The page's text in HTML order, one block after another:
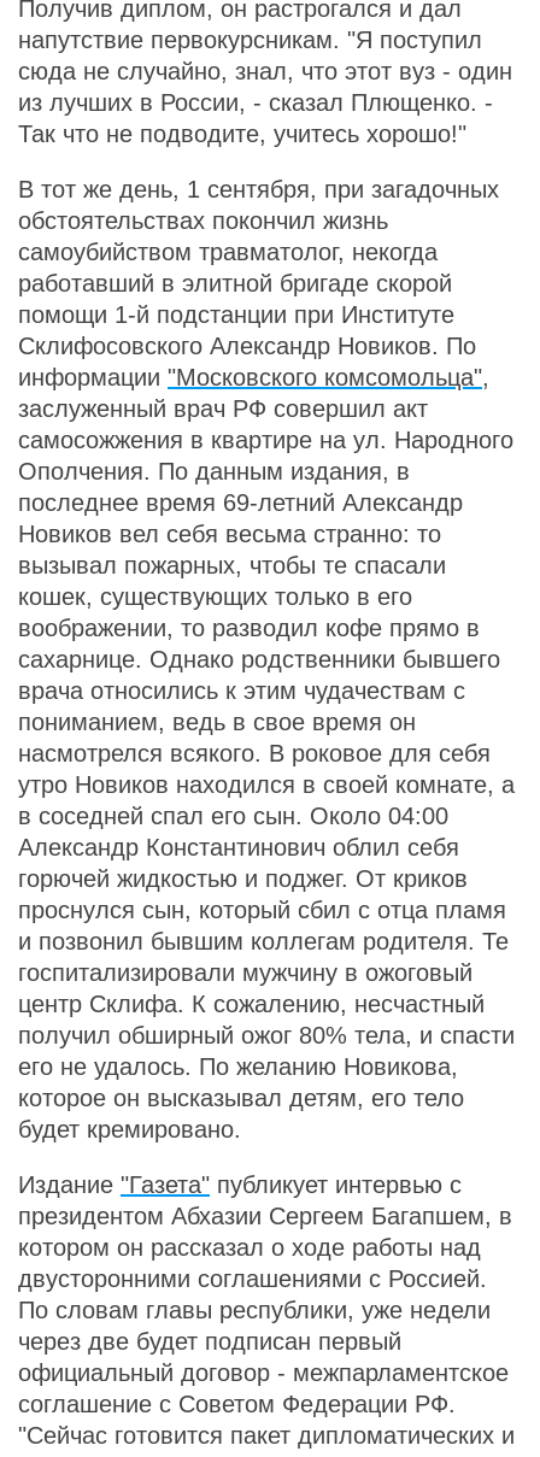
Получив диплом, он растрогался и дал
напутствие первокурсникам. "Я поступил
сюда не случайно, знал, что этот вуз - один
из лучших в России, - сказал Плющенко. -
Так что не подводите, учитесь хорошо!"
В тот же день, 1 сентября, при загадочных
обстоятельствах покончил жизнь
самоубийством травматолог, некогда
работавший в элитной бригаде скорой
помощи 1-й подстанции при Институте
Склифосовского Александр Новиков. По
информации "Московского комсомольца",
заслуженный врач РФ совершил акт
самосожжения в квартире на ул. Народного
Ополчения. По данным издания, в
последнее время 69-летний Александр
Новиков вел себя весьма странно: то
вызывал пожарных, чтобы те спасали
кошек, существующих только в его
воображении, то разводил кофе прямо в
сахарнице. Однако родственники бывшего
врача относились к этим чудачествам с
пониманием, ведь в свое время он
насмотрелся всякого. В роковое для себя
утро Новиков находился в своей комнате, а
в соседней спал его сын. Около 04:00
Александр Константинович облил себя
горючей жидкостью и поджег. От криков
проснулся сын, который сбил с отца пламя
и позвонил бывшим коллегам родителя. Те
госпитализировали мужчину в ожоговый
центр Склифа. К сожалению, несчастный
получил обширный ожог 80% тела, и спасти
его не удалось. По желанию Новикова,
которое он высказывал детям, его тело
будет кремировано.
Издание "Газета" публикует интервью с
президентом Абхазии Сергеем Багапшем, в
котором он рассказал о ходе работы над
двусторонними соглашениями с Россией.
По словам главы республики, уже недели
через две будет подписан первый
официальный договор - межпарламентское
соглашение с Советом Федерации РФ.
"Сейчас готовится пакет дипломатических и